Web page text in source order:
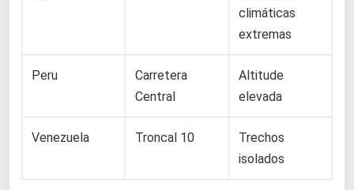
climáticas
extremas
Peru
Carretera
Central
Altitude
elevada
Venezuela Troncal 10
Trechos
isolados